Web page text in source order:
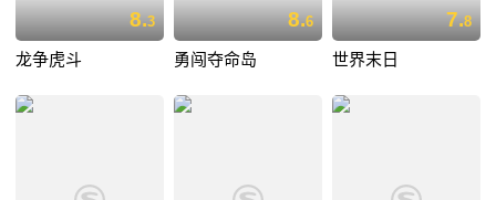
8.3
龙争虎斗
8.6
勇闯夺命岛
7.8
世界末日